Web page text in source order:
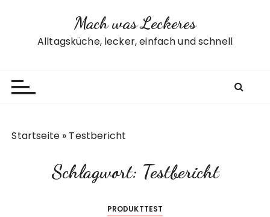
Mach was Leckeres
Alltagsküche, lecker, einfach und schnell
Startseite » Testbericht
Schlagwort: Testbericht
PRODUKTTEST